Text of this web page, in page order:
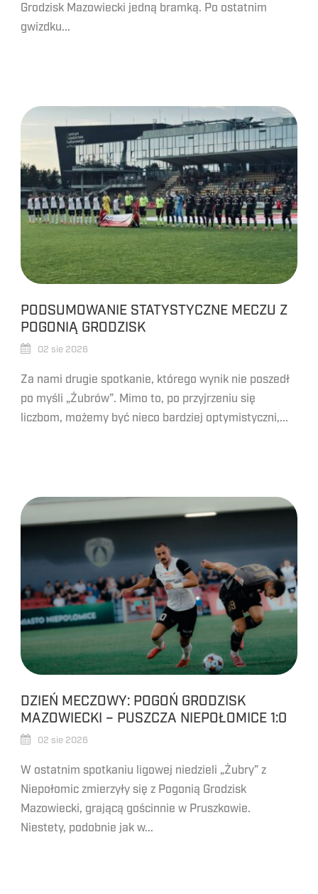
Grodzisk Mazowiecki jedną bramką. Po ostatnim
gwizdku...
PODSUMOWANIE STATYSTYCZNE MECZU Z
POGONIĄ GRODZISK
02 sie 2026
Za nami drugie spotkanie, którego wynik nie poszedł
po myśli „Żubrów”. Mimo to, po przyjrzeniu się
liczbom, możemy być nieco bardziej optymistyczni,...
DZIEŃ MECZOWY: POGOŃ GRODZISK
MAZOWIECKI – PUSZCZA NIEPOŁOMICE 1:0
02 sie 2026
W ostatnim spotkaniu ligowej niedzieli „Żubry” z
Niepołomic zmierzyły się z Pogonią Grodzisk
Mazowiecki, grającą gościnnie w Pruszkowie.
Niestety, podobnie jak w...